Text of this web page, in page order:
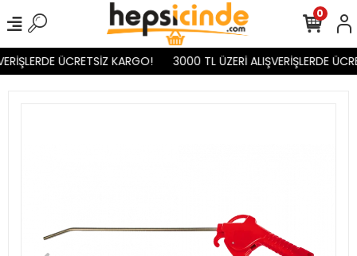
ÜCRETSİZ KARGO! 3000 TL ÜZERİ ALIŞVERİŞLERDE
0